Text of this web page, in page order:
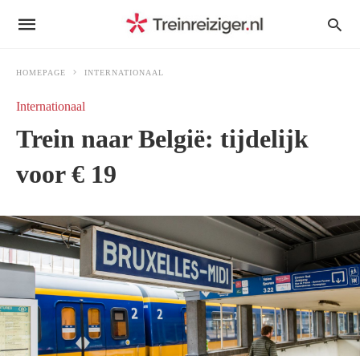
HOMEPAGE INTERNATIONAAL
Internationaal
Trein naar België: tijdelijk
voor € 19